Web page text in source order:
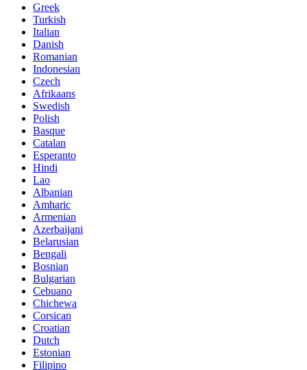
Greek
Turkish
Italian
Danish
Romanian
Indonesian
Czech
Afrikaans
Swedish
Polish
Basque
Catalan
Esperanto
Hindi
Lao
Albanian
Amharic
Armenian
Azerbaijani
Belarusian
Bengali
Bosnian
Bulgarian
Cebuano
Chichewa
Corsican
Croatian
Dutch
Estonian
Filipino